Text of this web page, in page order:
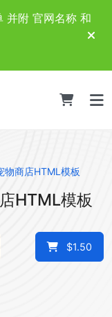
并附 官网名称 和
商店HTML模板
HTML模板
$1.50